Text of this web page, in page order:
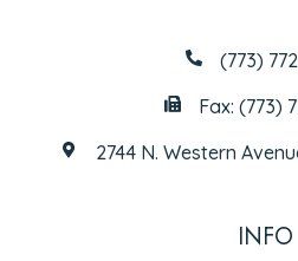
(773)
Fax: (773)
2744 N. Western
INFO